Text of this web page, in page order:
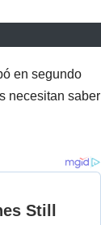
en segundo
necesitan saber